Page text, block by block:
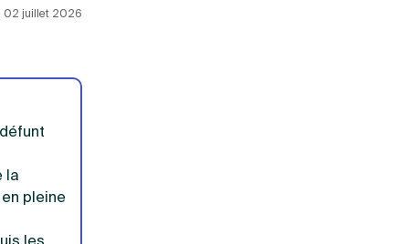
02 juillet 2026
la
pleine